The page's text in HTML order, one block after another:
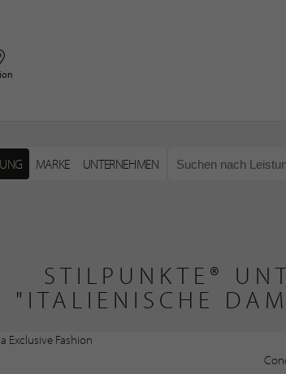
MARKE UNTERNEHMEN
STILPUNKTE®
"ITALIENISCHE